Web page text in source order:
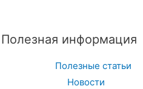
Полезная информация
Полезные статьи
Новости